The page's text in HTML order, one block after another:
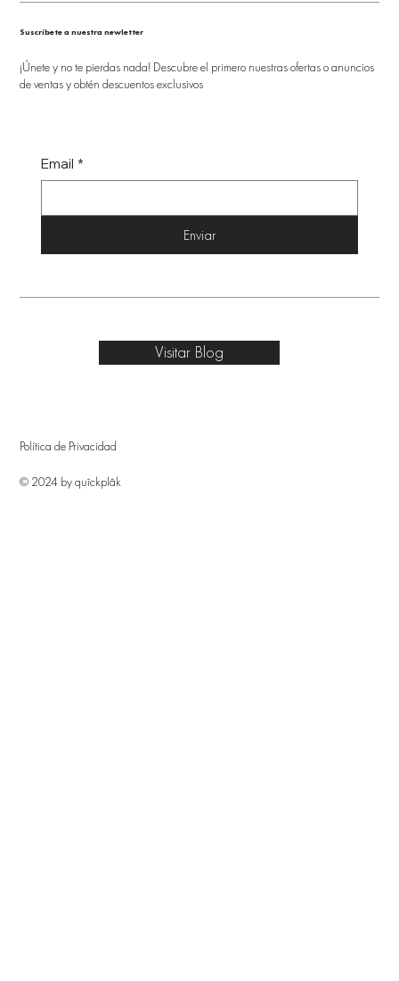
Suscríbete a nuestra newletter
¡Únete y no te pierdas nada! Descubre el primero nuestras ofertas o anuncios
de ventas y obtén descuentos exclusivos
Email *
Enviar
Política de Privacidad
© 2024 by quîckplâk
Visitar Blog